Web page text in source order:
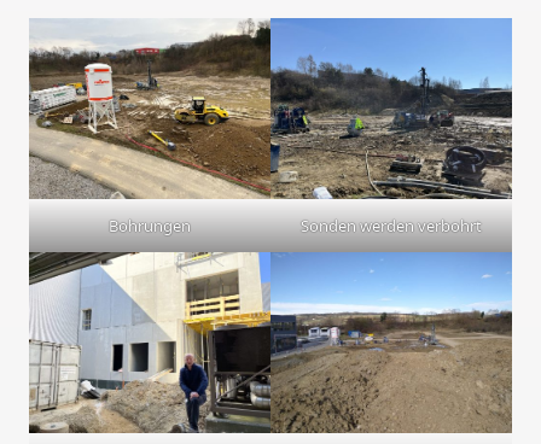
Bohrungen Sonden werden verbohrt